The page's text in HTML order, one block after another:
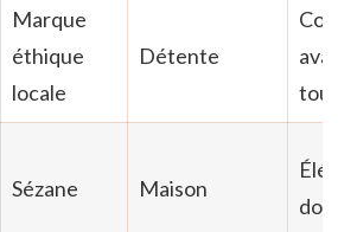
Marque
éthique
locale
Détente
avant
tout
Sézane Maison
douce